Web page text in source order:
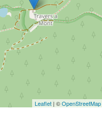
Leaflet | ©OpenStreetMap